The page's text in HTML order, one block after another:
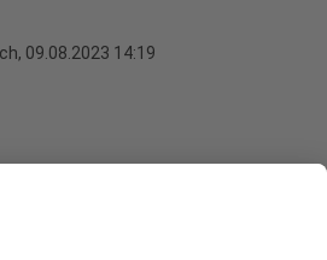
09.08.2023 14:19
von Radioprogrammen
geht bald zuende, weshalb